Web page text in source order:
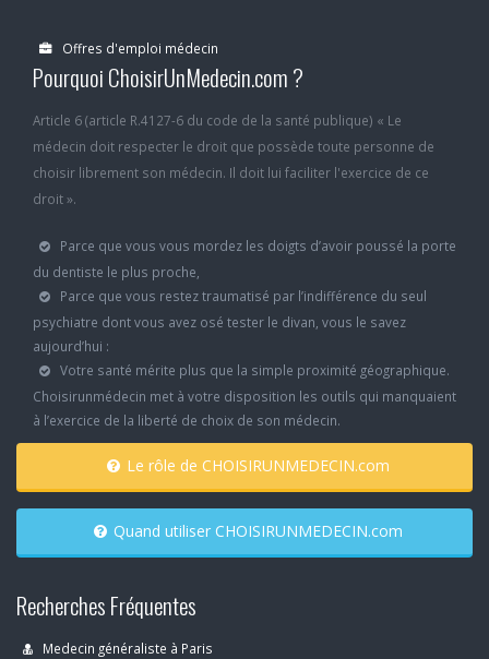
Offres d'emploi médecin
Pourquoi ChoisirUnMedecin.com ?
Article 6 (article R.4127-6 du code de la santé publique) « Le
médecin doit respecter le droit que possède toute personne de
choisir librement son médecin. Il doit lui faciliter l'exercice de ce
droit ».
Parce que vous vous mordez les doigts d’avoir poussé la porte
du dentiste le plus proche,
Parce que vous restez traumatisé par l’indifférence du seul
psychiatre dont vous avez osé tester le divan, vous le savez
aujourd’hui :
Votre santé mérite plus que la simple proximité géographique.
Choisirunmédecin met à votre disposition les outils qui manquaient
à l’exercice de la liberté de choix de son médecin.
Le rôle de CHOISIRUNMEDECIN.com
Quand utiliser CHOISIRUNMEDECIN.com
Recherches Fréquentes
Medecin généraliste à Paris